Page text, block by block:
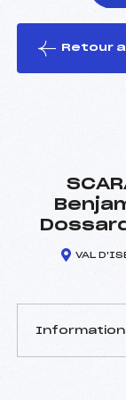
le ski
Retour
VAL